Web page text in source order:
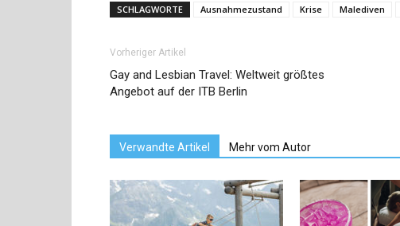
SCHLAGWORTE Ausnahmezustand Krise Malediven
Vorheriger Artikel
Gay and Lesbian Travel: Weltweit größtes
Angebot auf der ITB Berlin
Verwandte Artikel Mehr vom Autor